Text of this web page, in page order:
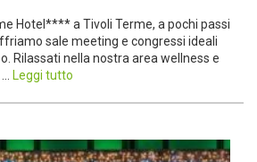
Hotel**** a Tivoli Terme, a pochi passi
sale meeting e congressi ideali
Rilassati nella nostra area wellness e
Leggi tutto